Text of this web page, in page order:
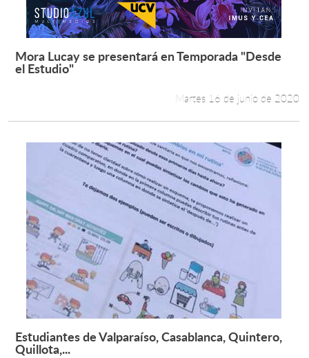
Leer más +
Mora Lucay se presentará en Temporada "Desde
el Estudio"
Martes 16 de junio de 2020
Leer más +
Estudiantes de Valparaíso, Casablanca, Quintero,
Quillota,...